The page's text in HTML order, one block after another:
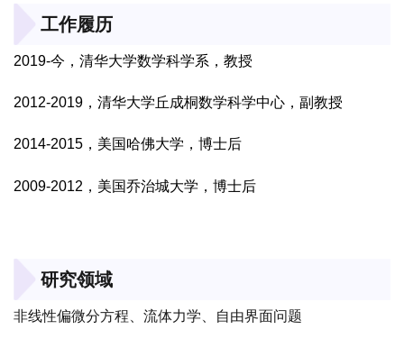
工作履历
2019-今，清华大学数学科学系，教授
2012-2019 ，清华大学丘成桐数学科学中心，副教授
2014-2015 ，美国哈佛大学，博士后
2009-2012 ，美国乔治城大学，博士后
研究领域
非线性偏微分方程、流体力学、自由界面问题